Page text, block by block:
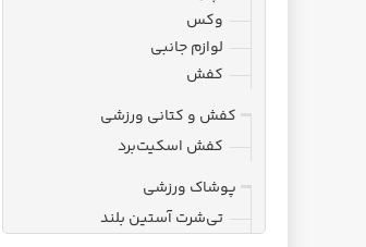
وکس
لوازم جانبی
کفش
کفش و کتانی ورزشی
کفش اسکیت‌برد
پوشاک ورزشی
تی‌شرت آستین بلند